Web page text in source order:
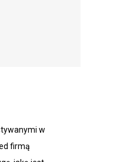
w
firmą